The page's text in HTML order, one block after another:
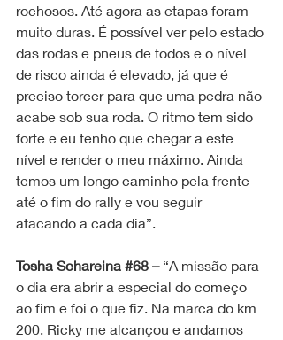
rochosos. Até agora as etapas foram
muito duras. É possível ver pelo estado
das rodas e pneus de todos e o nível
de risco ainda é elevado, já que é
preciso torcer para que uma pedra não
acabe sob sua roda. O ritmo tem sido
forte e eu tenho que chegar a este
nível e render o meu máximo. Ainda
temos um longo caminho pela frente
até o fim do rally e vou seguir
atacando a cada dia”.
Tosha Schareina #68 – “A missão para
o dia era abrir a especial do começo
ao fim e foi o que fiz. Na marca do km
200, Ricky me alcançou e andamos